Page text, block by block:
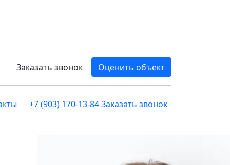
Заказать звонок
Оценить объект
+7 (903) 170-13-84Заказать звонок